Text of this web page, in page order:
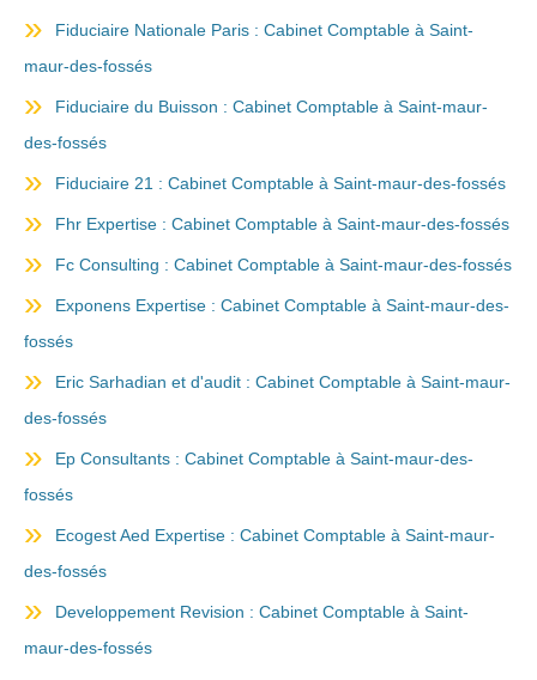
Fiduciaire Nationale Paris : Cabinet Comptable à Saint-
maur-des-fossés
Fiduciaire du Buisson : Cabinet Comptable à Saint-maur-
des-fossés
Fiduciaire 21 : Cabinet Comptable à Saint-maur-des-fossés
Fhr Expertise : Cabinet Comptable à Saint-maur-des-fossés
Fc Consulting : Cabinet Comptable à Saint-maur-des-fossés
Exponens Expertise : Cabinet Comptable à Saint-maur-des-
fossés
Eric Sarhadian et d'audit : Cabinet Comptable à Saint-maur-
des-fossés
Ep Consultants : Cabinet Comptable à Saint-maur-des-
fossés
Ecogest Aed Expertise : Cabinet Comptable à Saint-maur-
des-fossés
Developpement Revision : Cabinet Comptable à Saint-
maur-des-fossés